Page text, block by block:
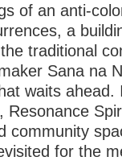
of an anti-
a
traditional
Sana na
waits ahead.
Resonance
community
for the